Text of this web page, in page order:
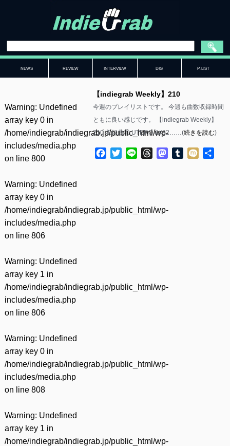
NEWS REVIEW INTERVIEW DIG P-LIST
Warning: Undefined
array key 0 in
/home/indiegrab/indiegrab.jp/public_html/wp-
includes/media.php
on line 800
Warning: Undefined
array key 0 in
/home/indiegrab/indiegrab.jp/public_html/wp-
includes/media.php
on line 806
Warning: Undefined
array key 1 in
/home/indiegrab/indiegrab.jp/public_html/wp-
includes/media.php
on line 806
Warning: Undefined
array key 0 in
/home/indiegrab/indiegrab.jp/public_html/wp-
includes/media.php
on line 808
Warning: Undefined
array key 1 in
/home/indiegrab/indiegrab.jp/public_html/wp-
【indiegrab Weekly】210
今週のプレイリストです。 今週も曲数収録時間
ともに良い感じです。 【indiegrab Weekly】
210 収録曲① UTERO &#82……(続きを読む)
Facebook
TwitterLine ThreadsMastodon
Tumblr
Mixi